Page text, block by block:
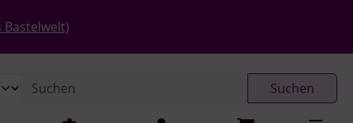
Bastelwelt)
Suchen